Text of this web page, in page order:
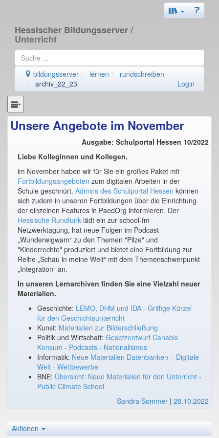
Hessischer Bildungsserver/
Unterricht
bildungsserver lernen
rundschreiben
archiv_22_23
Login
Unsere Angebote im November
Ausgabe: Schulportal Hessen 10/2022
Liebe Kolleginnen und Kollegen,
im November haben wir für Sie ein großes Paket mit
Fortbildungsangeboten zum digitalen Arbeiten in der
Schule geschnürt. Admins des Schulportal Hessen können
sich zudem in unseren Fortbildungen über die Einrichtung
der einzelnen Features in PaedOrg informieren. Der
Hessische Rundfunk lädt ein zur school-fm
Netzwerktagung, hat neue Folgen im Podcast
„Wunderwigwam“ zu den Themen "Pilze" und
"Kinderrechte" produziert und bietet eine Fortbildung zur
Reihe „Schau in meine Welt“ mit dem Themenschwerpunkt
„Integration“ an.
In unseren Lernarchiven finden Sie eine Vielzahl neuer
Materialien.
Geschichte: LEMO, DHM und IDA - Griffige Kürzel
für den Geschichtsunterricht
Kunst: Materialien zur Bilderschließung
Politik und Wirtschaft: Gesetzentwurf Canabis
Konsum - Podcasts - Nationalismus
Informatik: Neue Materialien Datenbanken – Digitale
Welt - Wettbewerbe
BNE: Übersicht: Neue Materialien für den Unterricht -
Public Climate School
Sandra Sommer | 28.10.2022
Aktionen